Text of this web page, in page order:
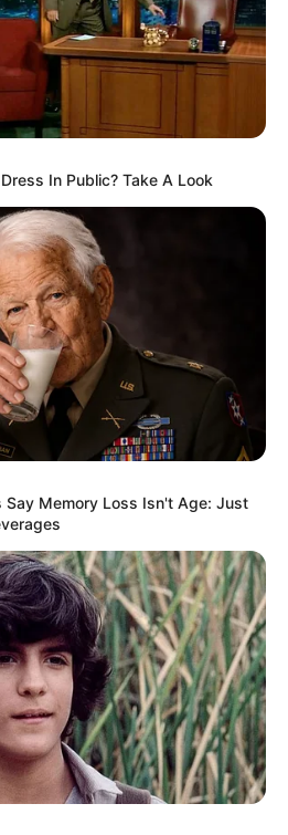
In Public? Take A Look
Memory Loss Isn't Age: Just